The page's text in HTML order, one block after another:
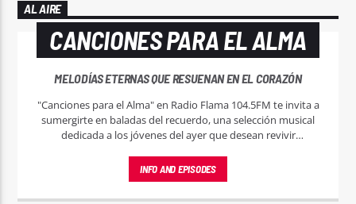
AL AIRE
CANCIONES PARA EL ALMA
MELODÍAS ETERNAS QUE RESUENAN EN EL CORAZÓN
"Canciones para el Alma" en Radio Flama 104.5FM te invita a
sumergirte en baladas del recuerdo, una selección musical
dedicada a los jóvenes del ayer que desean revivir
su juventud.
INFO AND EPISODES